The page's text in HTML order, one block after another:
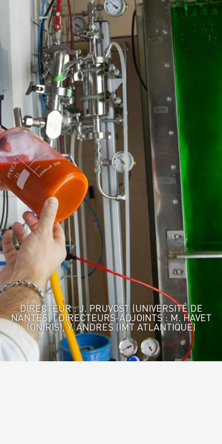
DIRECTEUR : J. PRUVOST (UNIVERSITÉ DE
NANTES) | DIRECTEURS-ADJOINTS : M. HAVET
(ONIRIS), Y. ANDRES (IMT ATLANTIQUE)
Accueil